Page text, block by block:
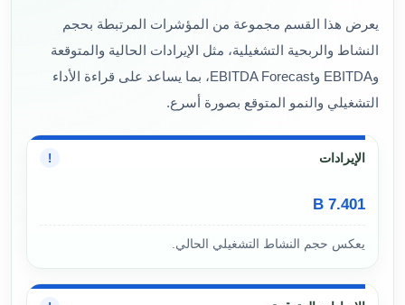
يعرض هذا القسم مجموعة من المؤشرات المرتبطة بحجم
النشاط والربحية التشغيلية، مثل الإيرادات الحالية والمتوقعة
وEBITDA وEBITDA Forecast، بما يساعد على قراءة الأداء
التشغيلي والنمو المتوقع بصورة أسرع.
الإيرادات !
7.401 B
يعكس حجم النشاط التشغيلي الحالي.